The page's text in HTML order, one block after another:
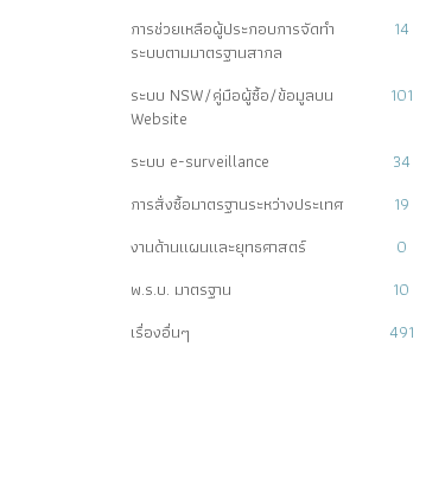
การช่วยเหลือผู้ประกอบการจัดทำ
ระบบตามมาตรฐานสากล
14
ระบบ NSW/คู่มือผู้ซื้อ/ข้อมูลบน
Website
101
ระบบ e-surveillance
34
การสั่งซื้อมาตรฐานระหว่างประเทศ
19
งานด้านแผนและยุทธศาสตร์
0
พ.ร.บ. มาตรฐาน
10
เรื่องอื่นๆ
491